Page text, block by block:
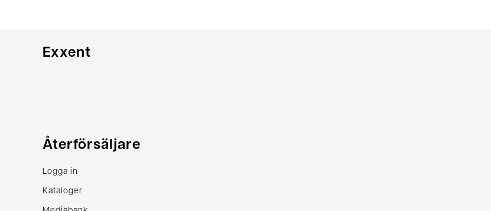
Exxent
Kundservice
Kontakta oss
Villkor
Återförsäljare
Logga in
Kataloger